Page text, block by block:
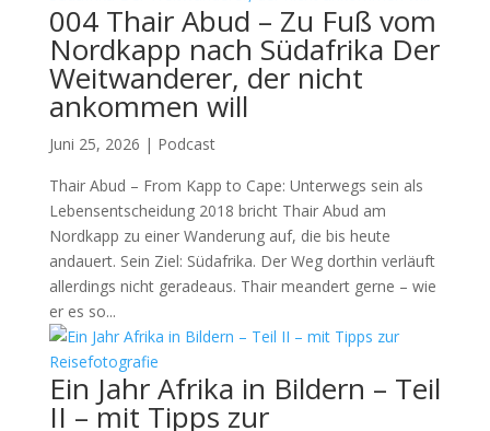
004 Thair Abud – Zu Fuß vom
Nordkapp nach Südafrika Der
Weitwanderer, der nicht
ankommen will
Juni 25, 2026 | Podcast
Thair Abud – From Kapp to Cape: Unterwegs sein als
Lebensentscheidung 2018 bricht Thair Abud am
Nordkapp zu einer Wanderung auf, die bis heute
andauert. Sein Ziel: Südafrika. Der Weg dorthin verläuft
allerdings nicht geradeaus. Thair meandert gerne – wie
er es so...
Ein Jahr Afrika in Bildern – Teil
II – mit Tipps zur